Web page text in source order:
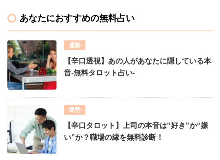
あなたにおすすめの無料占い
運勢
【辛口透視】あの人があなたに隠している本
音-無料タロット占い-
運勢
【辛口タロット】上司の本音は“好き”か“嫌
い”か？職場の縁を無料診断！